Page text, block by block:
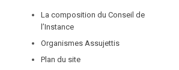
La composition du Conseil de
l’Instance
Organismes Assujettis
Plan du site